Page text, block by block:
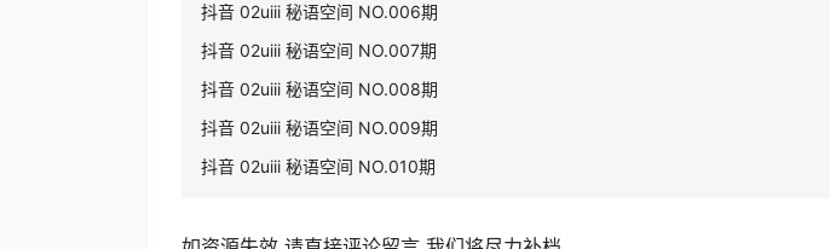
抖音 02uiii 秘语空间 NO.006期
抖音 02uiii 秘语空间 NO.007期
抖音 02uiii 秘语空间 NO.008期
抖音 02uiii 秘语空间 NO.009期
抖音 02uiii 秘语空间 NO.010期